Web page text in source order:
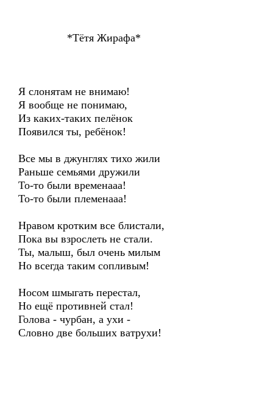
*Тётя Жирафа*
Я слонятам не внимаю!
Я вообще не понимаю,
Из каких-таких пелёнок
Появился ты, ребёнок!
Все мы в джунглях тихо жили
Раньше семьями дружили
То-то были временааа!
То-то были племенааа!
Нравом кротким все блистали,
Пока вы взрослеть не стали.
Ты, малыш, был очень милым
Но всегда таким сопливым!
Носом шмыгать перестал,
Но ещё противней стал!
Голова - чурбан, а ухи -
Словно две больших ватрухи!